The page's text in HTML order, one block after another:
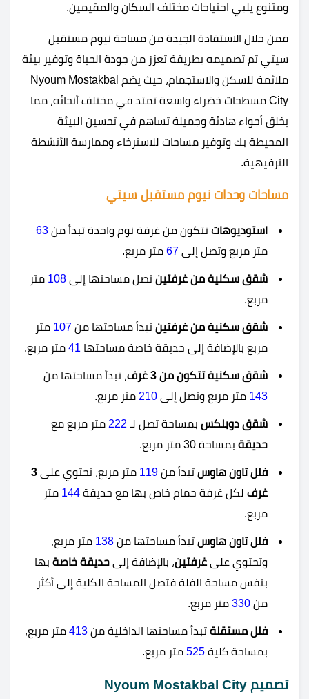
ومتنوع يلبي احتياجات مختلف السكان والمقيمين.
فمن خلال الاستفادة الجيدة من مساحة نيوم مستقبل
سيتي تم تصميمه بطريقة تعزز من جودة الحياة وتوفير بيئة
ملائمة للسكن والاستجمام، حيث يضم Nyoum Mostakbal
City مسطحات خضراء واسعة تمتد في مختلف أنحائه، مما
يخلق أجواء هادئة وجميلة تساهم في تحسين البيئة
المحيطة بك وتوفير مساحات للاسترخاء وممارسة الأنشطة
الترفيهية.
مساحات وحدات نيوم مستقبل سيتي
استوديوهات تتكون من غرفة نوم واحدة تبدأ من 63
متر مربع وتصل إلى 67 متر مربع.
شقق سكنية من غرفتين تصل مساحتها إلى 108 متر
مربع.
شقق سكنية من غرفتين تبدأ مساحتها من 107 متر
مربع بالإضافة إلى حديقة خاصة مساحتها 41 متر مربع.
شقق سكنية تتكون من 3 غرف
، تبدأ مساحتها من
143 متر مربع وتصل إلى 210 متر مربع.
شقق دوبلكس بمساحة تصل لـ 222 متر مربع مع
حديقة بمساحة 30 متر مربع.
فلل تاون هاوس تبدأ من 119 متر مربع، تحتوي على 3
غرف لكل غرفة حمام خاص بها مع حديقة 144 متر
مربع.
فلل تاون هاوس تبدأ مساحتها من 138 متر مربع،
وتحتوي على غرفتين، بالإضافة إلى حديقة خاصة بها
بنفس مساحة الفلة فتصل المساحة الكلية إلى أكثر
من 330 متر مربع.
فلل مستقلة تبدأ مساحتها الداخلية من 413 متر مربع،
بمساحة كلية 525 متر مربع.
تصميم Nyoum Mostakbal City